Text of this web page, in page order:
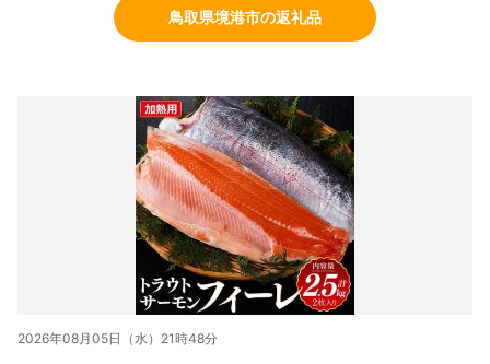
鳥取県境港市の返礼品
2026年08月05日（水）21時48分